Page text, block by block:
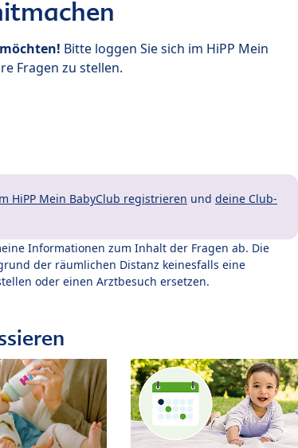
Bitte loggen Sie sich im HiPP Mein
Fragen zu stellen.
HiPP Mein BabyClub registrieren und deine Club-
Informationen zum Inhalt der Fragen ab. Die
der räumlichen Distanz keinesfalls eine
oder einen Arztbesuch ersetzen.